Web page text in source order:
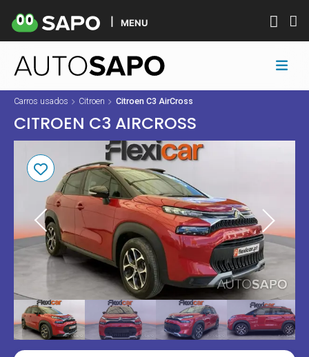
MENU
Carros usados Citroen Citroen C3 AirCross
CITROEN C3 AIRCROSS